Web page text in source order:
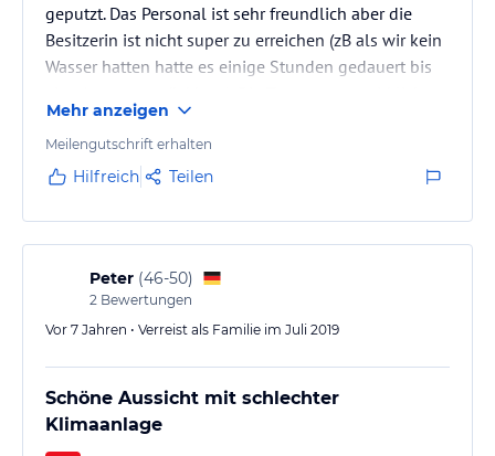
geputzt. Das Personal ist sehr freundlich aber die
Besitzerin ist nicht super zu erreichen (zB als wir kein
Wasser hatten hatte es einige Stunden gedauert bis
ein Highlight und auch die Wohnung ist schön groß.
Leider gab es nur eine Klimaanlage im Wohnzimmer,
d.h. im Schlafzimmer war es sehr heiß.
Mehr anzeigen
Meilengutschrift erhalten
Hilfreich Teilen
Peter (46-50)
2 Bewertungen
Vor 7 Jahren • Verreist als Familie im Juli 2019
Schöne Aussicht mit schlechter
Klimaanlage